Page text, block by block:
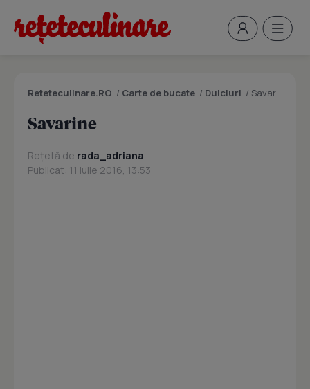
Reteteculinare.RO / Carte de bucate / Dulciuri / Savarine
Savarine
Rețetă de rada_adriana
Publicat: 11 Iulie 2016, 13:53